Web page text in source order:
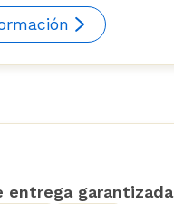
entrega garantizada